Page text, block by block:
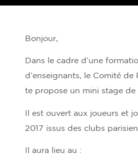
Bonjour,
Dans le cadre d’une
d’enseignants, le Comité de
te propose un mini stage de
Il est ouvert aux joueurs et
2017 issus des clubs
Il aura lieu au :